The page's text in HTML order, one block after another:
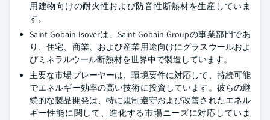
用建物向けの耐火性および防音性断熱材を生産していま
す。
Saint-Gobain Isoverは、Saint-Gobain Groupの事業部門であ
り、住宅、商業、および産業用途向けにグラスウールおよ
びミネラルウール断熱材を世界中で製造しています。
主要な市場プレーヤーは、環境要件に対応して、持続可能
でエネルギー効率の高い技術に投資しています。彼らの継
続的な製品開発は、特に規制遵守および改善されたエネル
ギー性能に関して、進化する市場ニーズに対応していま